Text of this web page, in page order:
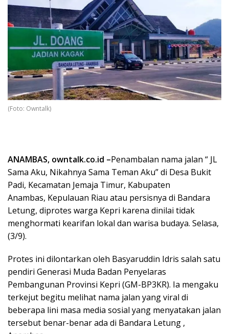
(Foto: Owntalk)
ANAMBAS, owntalk.co.id –Penambalan nama jalan “ JL
Sama Aku, Nikahnya Sama Teman Aku” di Desa Bukit
Padi, Kecamatan Jemaja Timur, Kabupaten
Anambas, Kepulauan Riau atau persisnya di Bandara
Letung, diprotes warga Kepri karena dinilai tidak
menghormati kearifan lokal dan warisa budaya. Selasa,
(3/9).
Protes ini dilontarkan oleh Basyaruddin Idris salah satu
pendiri Generasi Muda Badan Penyelaras
Pembangunan Provinsi Kepri (GM-BP3KR). Ia mengaku
terkejut begitu melihat nama jalan yang viral di
beberapa lini masa media sosial yang menyatakan jalan
tersebut benar-benar ada di Bandara Letung ,